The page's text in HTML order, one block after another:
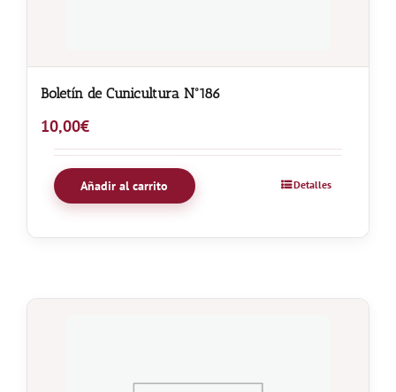
Boletín de Cunicultura Nº186
10,00€
Añadir al carrito Detalles